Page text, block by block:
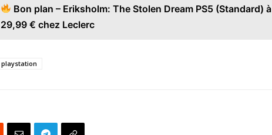
Bon plan – Eriksholm: The Stolen Dream PS5 (Standard) à
29,99 € chez Leclerc
playstation